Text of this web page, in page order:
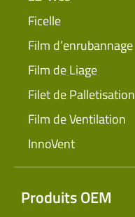
Ficelle
Film d’enrubannage
Film de Liage
Filet de Palletisation
Film de Ventilation
InnoVent
Produits OEM